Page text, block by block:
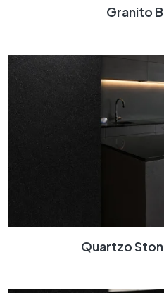
Granito
Quartzo